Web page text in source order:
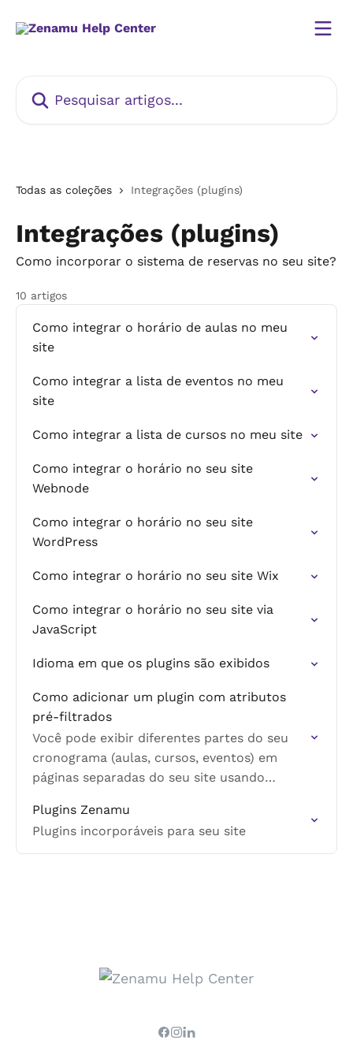
Todas as coleções Integrações (plugins)
Integrações (plugins)
Como incorporar o sistema de reservas no seu site?
10 artigos
Como integrar o horário de aulas no meu
site
Como integrar a lista de eventos no meu
site
Como integrar a lista de cursos no meu site
Como integrar o horário no seu site
Webnode
Como integrar o horário no seu site
WordPress
Como integrar o horário no seu site Wix
Como integrar o horário no seu site via
JavaScript
Idioma em que os plugins são exibidos
Como adicionar um plugin com atributos
pré-filtrados
Você pode exibir diferentes partes do seu
cronograma (aulas, cursos, eventos) em
páginas separadas do seu site usando
apenas o que você quer que…
Plugins Zenamu
Plugins incorporáveis para seu site